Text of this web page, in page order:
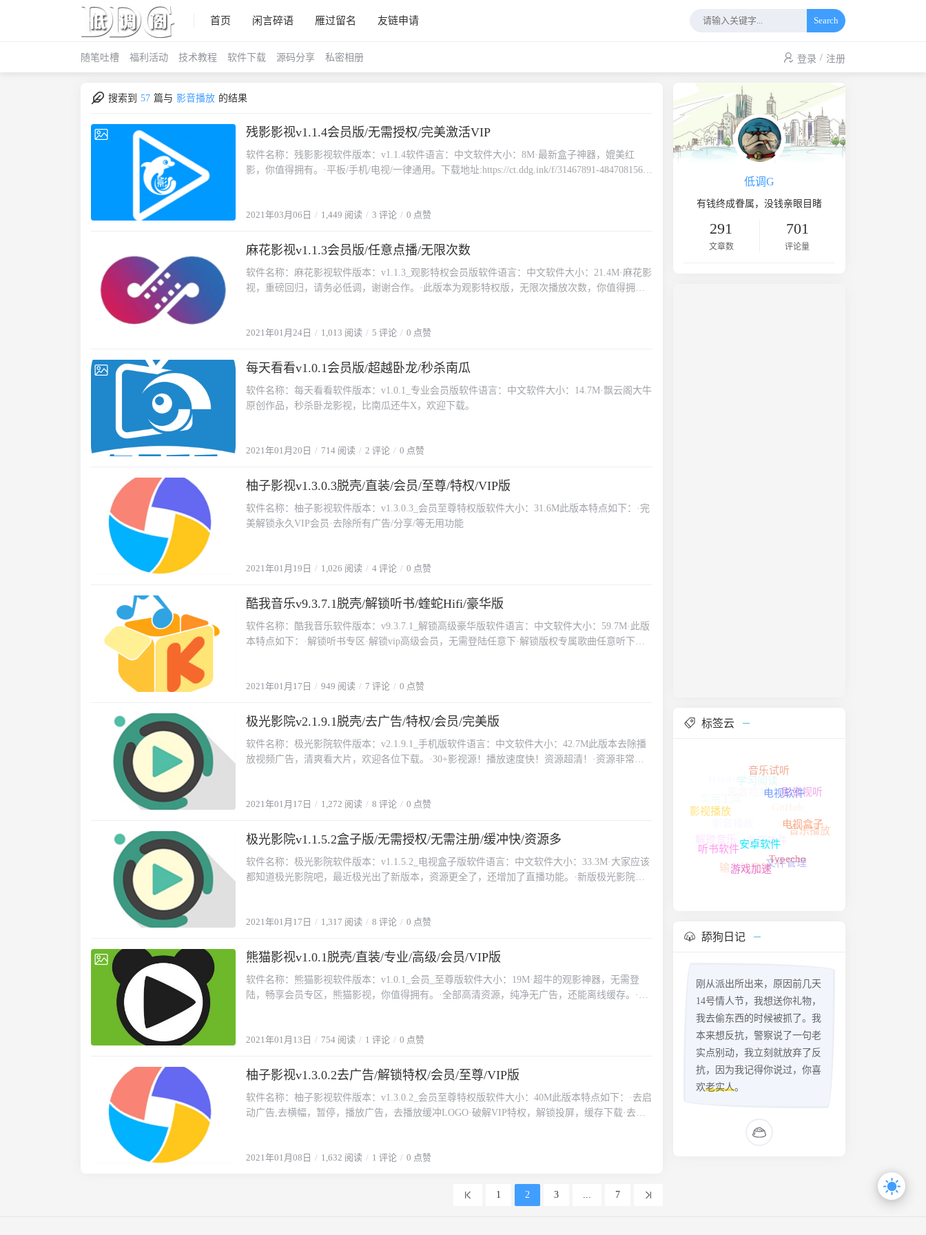
首页 闲言碎语 雁过留名 友链申请 Search
随笔吐槽 福利活动 技术教程 软件下载 源码分享 私密相册 登录 / 注册
搜索到 57 篇与 影音播放 的结果
2021-03-06
残影影视v1.1.4会员版/无需授权/完美激活VIP
软件名称：残影影视软件版本：v1.1.4软件语言：中文软件大小：8M·最新盒子神器，媲美红
影，你值得拥有。·平板/手机/电视/一律通用。下载地址:https://ct.ddg.ink/f/31467891-484708156-
2021年03月06日 1,449 阅读 3 评论 0 点赞
2021-01-24
麻花影视v1.1.3会员版/任意点播/无限次数
软件名称：麻花影视软件版本：v1.1.3_观影特权会员版软件语言：中文软件大小：21.4M·麻花影
视，重磅回归，请务必低调，谢谢合作。·此版本为观影特权版，无限次播放次数，你值得拥
2021年01月24日 1,013 阅读 5 评论 0 点赞
2021-01-20
每天看看v1.0.1会员版/超越卧龙/秒杀南瓜
软件名称：每天看看软件版本：v1.0.1_专业会员版软件语言：中文软件大小：14.7M·飘云阁大牛
原创作品，秒杀卧龙影视，比南瓜还牛X，欢迎下载。
2021年01月20日 714 阅读 2 评论 0 点赞
2021-01-19
柚子影视v1.3.0.3脱壳/直装/会员/至尊/特权/VIP版
软件名称：柚子影视软件版本：v1.3.0.3_会员至尊特权版软件大小：31.6M此版本特点如下：·完
美解锁永久VIP会员·去除所有广告/分享/等无用功能
2021年01月19日 1,026 阅读 4 评论 0 点赞
2021-01-17
酷我音乐v9.3.7.1脱壳/解锁听书/蝰蛇Hifi/豪华版
软件名称：酷我音乐软件版本：v9.3.7.1_解锁高级豪华版软件语言：中文软件大小：59.7M·此版
本特点如下：·解锁听书专区·解锁vip高级会员，无需登陆任意下·解锁版权专属歌曲任意听下载·
2021年01月17日
949 阅读 7 评论 0 点赞
2021-01-17
极光影院v2.1.9.1脱壳/去广告/特权/会员/完美版
软件名称：极光影院软件版本：v2.1.9.1_手机版软件语言：中文软件大小：42.7M此版本去除播
放视频广告，清爽看大片，欢迎各位下载。·30+影视源！播放速度快！资源超清！·资源非常，
2021年01月17日 1,272 阅读 8 评论 0 点赞
2021-01-17
极光影院v1.1.5.2盒子版/无需授权/无需注册/缓冲快/资源多
软件名称：极光影院软件版本：v1.1.5.2_电视盒子版软件语言：中文软件大小：33.3M·大家应该
都知道极光影院吧，最近极光出了新版本，资源更全了，还增加了直播功能。·新版极光影院的
小伙伴喜欢的，跟TV影院不分上下。
2021年01月17日 1,317 阅读 8 评论 0 点赞
2021-01-13
熊猫影视v1.0.1脱壳/直装/专业/高级/会员/VIP版
软件名称：熊猫影视软件版本：v1.0.1_会员_至尊版软件大小：19M·超牛的观影神器，无需登
陆，畅享会员专区，熊猫影视，你值得拥有。·全部高清资源，纯净无广告，还能离线缓存。·独
2021年01月13日
754 阅读 1 评论 0 点赞
2021-01-08
柚子影视v1.3.0.2去广告/解锁特权/会员/至尊/VIP版
软件名称：柚子影视软件版本：v1.3.0.2_会员至尊特权版软件大小：40M此版本特点如下：·去启
动广告,去横幅，暂停，播放广告，去播放缓冲LOGO·破解VIP特权，解锁投屏，缓存下载·去分
2021年01月08日
1,632 阅读 1 评论 0 点赞
1 2 3 ... 7
低调G
有钱终成眷属，没钱亲眼目睹
291
文章数
701
评论量
标签云
影音播放
影音视频电视软件
电视盒子
Typecho
游戏加速
听书软件
影视播放
Handsome
音乐试听
影音视听
音乐播放
文件管理
输入法皮肤
解锁音乐
实用工具
学习阅读
多开软件
舔狗日记
刚从派出所出来，原因前几天
14号情人节，我想送你礼物，
我去偷东西的时候被抓了。我
本来想反抗，警察说了一句老
实点别动，我立刻就放弃了反
抗，因为我记得你说过，你喜
欢老实人。